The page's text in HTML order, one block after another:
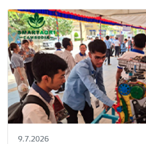
9.7.2026